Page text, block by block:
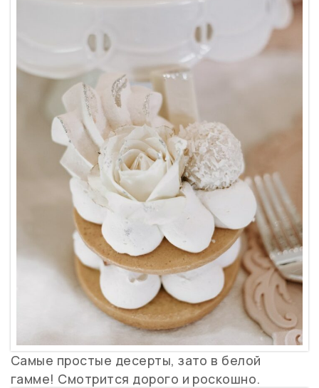
Самые простые десерты, зато в белой
гамме! Смотрится дорого и роскошно.